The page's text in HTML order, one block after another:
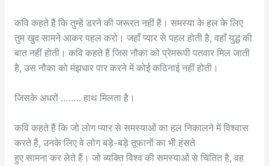
कवि कहते हैं कि तुम्हें डरने की जरूरत नहीं हैं। समस्या के हल के लिए
तुम खुद सामने आकर पहल करो। जहाँ प्यार से पहल होती है, वहाँ युद्ध की
बात नहीं होती। कवि कहते हैं जिस नौका को प्रेमरूपी पतवार मिल जाती
है, उस नौका को मंझधार पार करने में कोई कठिनाई नहीं होती।
जिसके अधरों …….. हाथ मिलता है।
कवि कहते हैं कि जो लोग प्यार से समस्याओं का हल निकालने में विश्वास
करते हैं, उनके लिए वे लोग बड़े-बड़े तूफानों का भी हंसते
हुए सामना कर लेते हैं। जो व्यक्ति विश्व की समस्याओं से चिंतित है, वह